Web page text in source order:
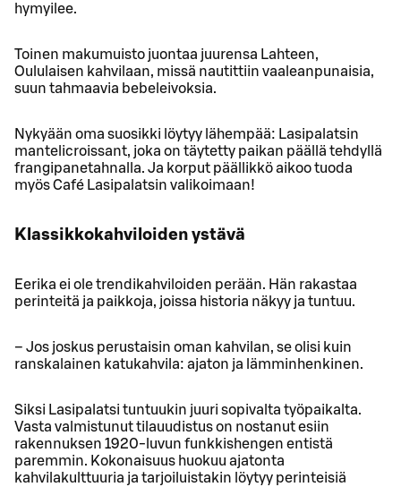
hymyilee.
Toinen makumuisto juontaa juurensa Lahteen,
Oululaisen kahvilaan, missä nautittiin vaaleanpunaisia,
suun tahmaavia bebeleivoksia.
Nykyään oma suosikki löytyy lähempää: Lasipalatsin
mantelicroissant, joka on täytetty paikan päällä tehdyllä
frangipanetahnalla. Ja korput päällikkö aikoo tuoda
myös Café Lasipalatsin valikoimaan!
Klassikkokahviloiden ystävä
Eerika ei ole trendikahviloiden perään. Hän rakastaa
perinteitä ja paikkoja, joissa historia näkyy ja tuntuu.
– Jos joskus perustaisin oman kahvilan, se olisi kuin
ranskalainen katukahvila: ajaton ja lämminhenkinen.
Siksi Lasipalatsi tuntuukin juuri sopivalta työpaikalta.
Vasta valmistunut tilauudistus on nostanut esiin
rakennuksen 1920-luvun funkkishengen entistä
paremmin. Kokonaisuus huokuu ajatonta
kahvilakulttuuria ja tarjoiluistakin löytyy perinteisiä